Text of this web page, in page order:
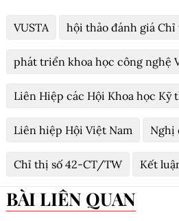
VUSTA hội thảo đánh giá
phát triển khoa học công nghệ
Liên Hiệp các Hội Khoa học Kỹ
Liên hiệp Hội Việt Nam Nghị
Chỉ thị số 42-CT/TW Kết
BÀI LIÊN QUAN